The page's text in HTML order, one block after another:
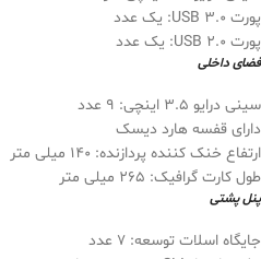
پورت USB 3.0: یک عدد
پورت USB 2.0: یک عدد
فضای داخلی
سینی درایو 3.5 اینچی: 9 عدد
دارای قفسه هارد دیسک
ارتفاع خنک کننده پردازنده: 140 میلی متر
طول کارت گرافیک: 265 میلی متر
پنل پشتی
جایگاه اسلات توسعه: 7 عدد